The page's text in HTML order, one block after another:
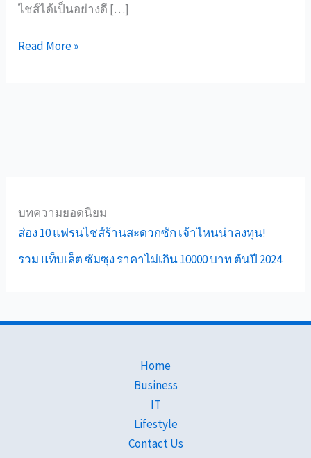
ไชส์ได้เป็นอย่างดี […]
Read More »
บทความยอดนิยม
ส่อง 10 แฟรนไชส์ร้านสะดวกซัก เจ้าไหนน่าลงทุน!
รวม แท็บเล็ต ซัมซุง ราคาไม่เกิน 10000 บาท ต้นปี 2024
Home
Business
IT
Lifestyle
Contact Us